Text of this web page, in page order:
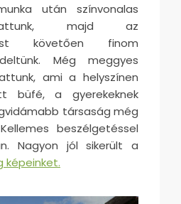
után színvonalas
majd az
követően finom
Még meggyes
ami a helyszínen
büfé, a gyerekeknek
társaság még
beszélgetéssel
Nagyon jól sikerült a
képeinket.